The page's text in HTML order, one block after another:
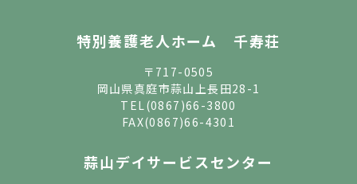
特別養護老人ホーム 千寿荘
〒717-0505
岡山県真庭市蒜山上長田28-1
TEL(0867)66-3800
FAX(0867)66-4301
蒜山デイサービスセンター